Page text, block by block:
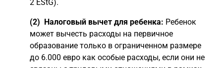
2 EStG).
(2) Налоговый вычет для ребенка: Ребенок
может вычесть расходы на первичное
образование только в ограниченном размере
до 6.000 евро как особые расходы, если они не